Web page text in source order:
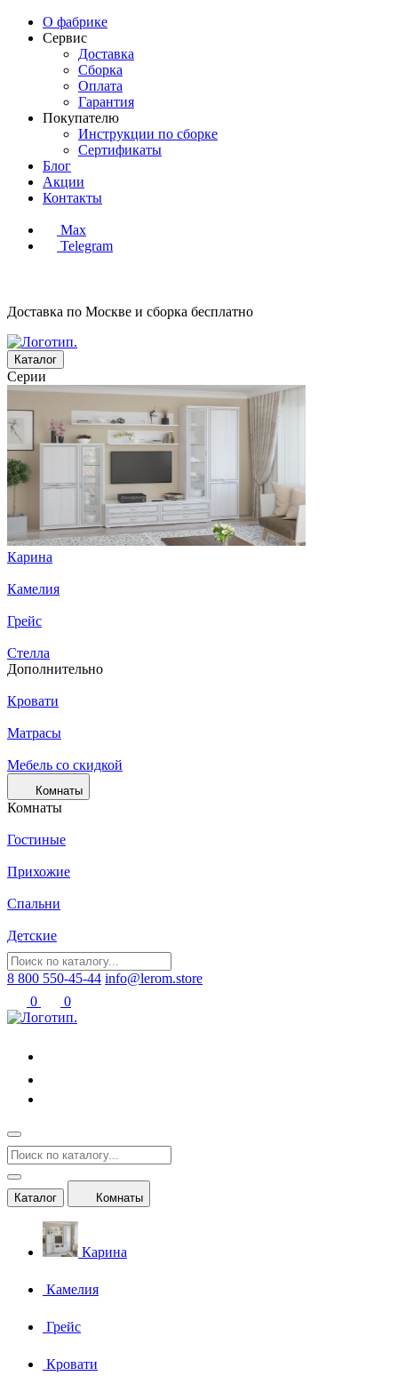
О фабрике
Сервис
Доставка
Сборка
Оплата
Гарантия
Покупателю
Инструкции по сборке
Сертификаты
Блог
Акции
Контакты
Max
Telegram
Доставка по Москве и сборка бесплатно
Каталог
Серии
Карина
Камелия
Грейс
Стелла
Дополнительно
Кровати
Матрасы
Мебель со скидкой
Комнаты
Комнаты
Гостиные
Прихожие
Спальни
Детские
8 800 550-45-44 info@lerom.store
0
0
Каталог Комнаты
Карина
Камелия
Грейс
Кровати